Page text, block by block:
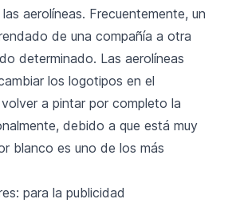
aerolíneas. Frecuentemente, un
de una compañía a otra
determinado. Las aerolíneas
los logotipos en el
a pintar por completo la
debido a que está muy
blanco es uno de los más
para la publicidad